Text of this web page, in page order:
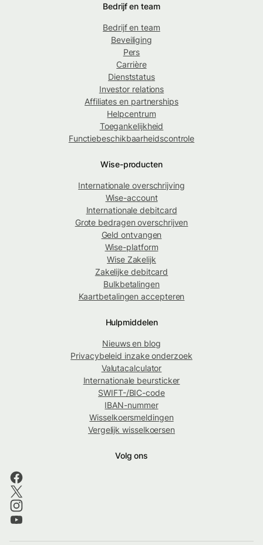
Bedrijf en team
Bedrijf en team
Beveiliging
Pers
Carrière
Dienststatus
Investor relations
Affiliates en partnerships
Helpcentrum
Toegankelijkheid
Functiebeschikbaarheidscontrole
Wise-producten
Internationale overschrijving
Wise-account
Internationale debitcard
Grote bedragen overschrijven
Geld ontvangen
Wise-platform
Wise Zakelijk
Zakelijke debitcard
Bulkbetalingen
Kaartbetalingen accepteren
Hulpmiddelen
Nieuws en blog
Privacybeleid inzake onderzoek
Valutacalculator
Internationale beursticker
SWIFT-/BIC-code
IBAN-nummer
Wisselkoersmeldingen
Vergelijk wisselkoersen
Volg ons